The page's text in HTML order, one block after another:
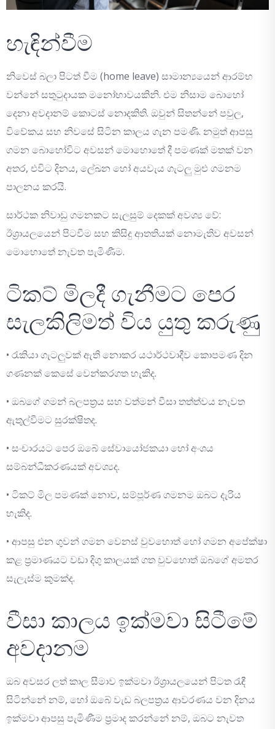
හැඳින්වීම
නිවෙස් බලා පිටත් වීම (home leave) සාමාන්‍යයෙන් ආරම්භ
වන්නේ සතුටුදායක මනෝභාවයකිනි. එම නිසාම බොහෝ
දෙනා අවදානම් කොටස් නොදකිති. ඔවුන් සිතන්නේ පවුල,
විවේකය සහ නිවසේ සිටින කාලය ගැන පමණි. නමුත් ආපසු
ගමන බොහෝවිට අවසන් මොහොතේ දී පමණක් මතක් වන
අතර, එවිට දිනය, ලේඛන හෝ අයවැය ගැටලු මුළු ගමනම
පාලනය කරයි.
සාර්ථක නිවාඩු ගමනකට සැලසුම් දෙකක් අවශ්‍ය වේ:
ඊශ්‍රායලයෙන් පිටවීම සහ කිසිදු ආතතියක් නොමැතිව අවසන්
මොහොතේ නැවත පැමිණීම.
ටිකට් මිලදී ගැනීමට පෙර
සැලකිලිමත් විය යුතු කරුණු
• රැකියා ගැටලුවක් ඇති නොකර යථාර්ථවාදීව කොපමණ දින
ගණනක් කෙසේ වෙන්කරගත හැකිද.
• ඔබගේ ගමන් බලපත්‍රය සහ වත්මන් වීසා තත්ත්වය නැවත
ඇතුල්වීමට සුරක්ෂිතද.
• සංචාරයට පෙර ඔබේ සේවායෝජකයා හෝ අංශය
සම්බන්ධීකරණයක් අවශ්‍යද.
• ටිකට් මිල පමණක් නොව, සම්පූර්ණ ගමනම ඔබට දැරිය
හැකිද.
• ආපසු එන ගුවන් ගමන වෙනස් වුවහොත් හෝ ගමන අපේක්ෂා
කළ ප්‍රමාණයට වඩා දිගු කාලයක් ගත වුවහොත් ඔබගේ අමතර
සැලැස්ම කුමක්ද.
වීසා කාලය ඉක්මවා සිටීමේ
අවදානම
ඔබ අවසර ලත් කාල සීමාව ඉක්මවා ඊශ්‍රායලයෙන් පිටත රැඳී
සිටින්නේ නම්, හෝ ඔබේ වැඩ බලපත්‍රය ආවරණය වන දිනය
ඉක්මවා ආපසු පැමිණීම ප්‍රමාද කරන්නේ නම්, ඔබට නැවත